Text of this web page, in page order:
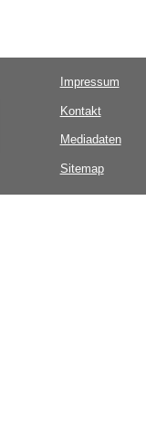
Impressum
Kontakt
Mediadaten
Sitemap